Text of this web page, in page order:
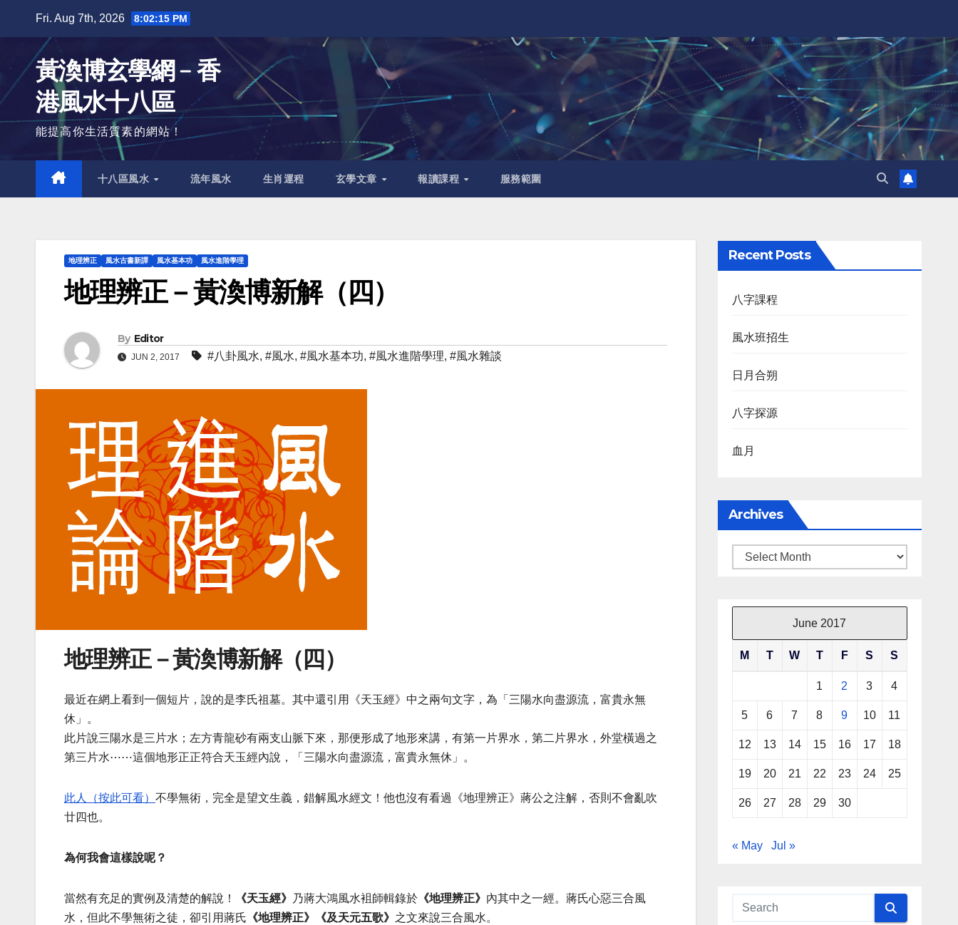
content
Fri. Aug 7th, 2026 8:02:16 PM
黃渙博玄學網﹣香
港風水十八區
能提高你生活質素的網站！
十八區風水 流年風水 生肖運程 玄學文章 報讀課程 服務範圍
地理辨正 風水古書新譯 風水基本功 風水進階學理
地理辨正－黃渙博新解（四）
By Editor
JUN 2, 2017 #八卦風水, #風水, #風水基本功, #風水進階學理, #風水雜談
地理辨正－黃渙博新解（四）
最近在網上看到一個短片，說的是李氏祖墓。其中還引用《天玉經》中之兩句文字，為「三陽水向盡源流，富貴永無
休」。
此片說三陽水是三片水；左方青龍砂有兩支山脈下來，那便形成了地形來講，有第一片界水，第二片界水，外堂橫過之
第三片水⋯⋯這個地形正正符合天玉經內說，「三陽水向盡源流，富貴永無休」。
此人（按此可看） 不學無術，完全是望文生義，錯解風水經文！他也沒有看過《地理辨正》蔣公之注解，否則不會亂吹
廿四也。
為何我會這樣說呢？
當然有充足的實例及清楚的解說！ 《天玉經》 乃蔣大鴻風水袓師輯錄於 《地理辨正》 內其中之一經。蔣氏心惡三合風
水，但此不學無術之徒，卻引用蔣氏 《地理辨正》《及天元五歌》 之文來說三合風水。
Recent Posts
八字課程
風水班招生
日月合朔
八字探源
血月
Archives
Archives
June 2017
M T W T F S S
1 2 3 4
5 6 7 8 9 10 11
12 13 14 15 16 17 18
19 20 21 22 23 24 25
26 27 28 29 30
« May Jul »